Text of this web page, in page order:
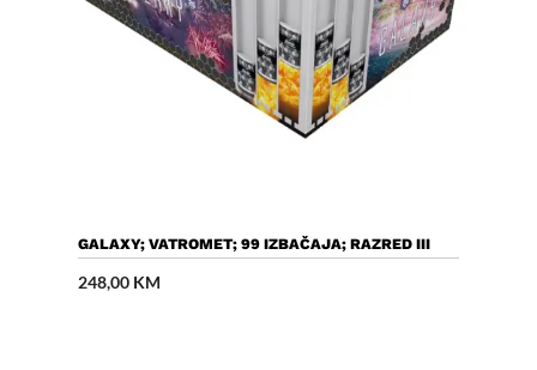
Dodaj U Košaricu
GALAXY; VATROMET; 99 IZBAČAJA; RAZRED III
248,00 KM